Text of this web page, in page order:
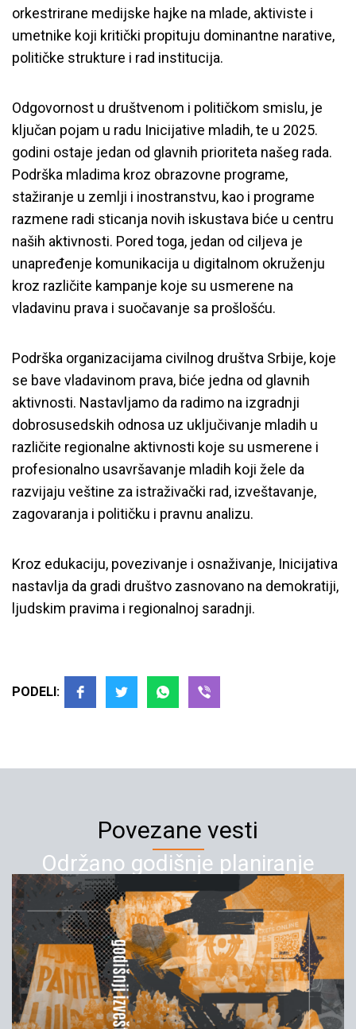
Održano godišnje planiranje
Inicijative mladih za 2025. godinu
18.02.2025 YIHR
orkestrirane medijske hajke na mlade, aktiviste i
umetnike koji kritički propituju dominantne narative,
političke strukture i rad institucija.
Odgovornost u društvenom i političkom smislu, je
ključan pojam u radu Inicijative mladih, te u 2025.
godini ostaje jedan od glavnih prioriteta našeg rada.
Podrška mladima kroz obrazovne programe,
stažiranje u zemlji i inostranstvu, kao i programe
razmene radi sticanja novih iskustava biće u centru
naših aktivnosti. Pored toga, jedan od ciljeva je
unapređenje komunikacija u digitalnom okruženju
kroz različite kampanje koje su usmerene na
vladavinu prava i suočavanje sa prošlošću.
Podrška organizacijama civilnog društva Srbije, koje
se bave vladavinom prava, biće jedna od glavnih
aktivnosti. Nastavljamo da radimo na izgradnji
dobrosusedskih odnosa uz uključivanje mladih u
različite regionalne aktivnosti koje su usmerene i
profesionalno usavršavanje mladih koji žele da
razvijaju veštine za istraživački rad, izveštavanje,
zagovaranja i političku i pravnu analizu.
Kroz edukaciju, povezivanje i osnaživanje, Inicijativa
nastavlja da gradi društvo zasnovano na demokratiji,
ljudskim pravima i regionalnoj saradnji.
PODELI:
Povezane vesti